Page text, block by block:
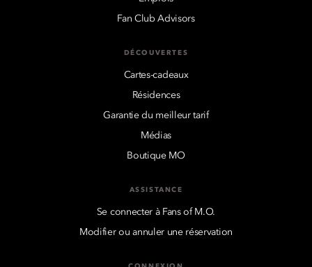
Fan Club Advisors
DÉCOUVERTES
Cartes-cadeaux
Résidences
Garantie du meilleur tarif
Médias
Boutique MO
ASSISTANCE
Se connecter à Fans of M.O.
Modifier ou annuler une réservation